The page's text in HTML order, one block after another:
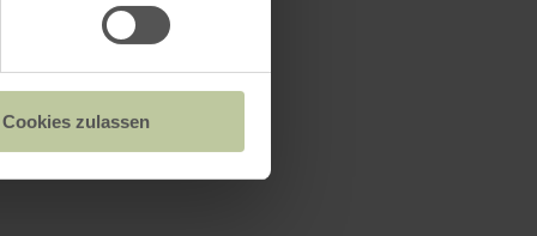
Cookies zulassen